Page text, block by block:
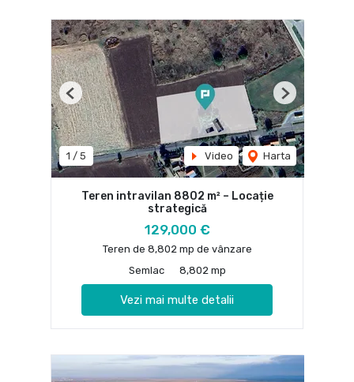
1 / 5 Video Harta
Previous Next
Teren intravilan 8802 m² – Locație
strategică
129,000 €
Teren de 8,802 mp de vânzare
Semlac
8,802 mp
Vezi mai multe detalii